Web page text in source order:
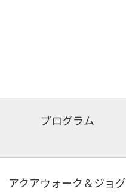
プログラム
アクアウォーク＆ジョグ